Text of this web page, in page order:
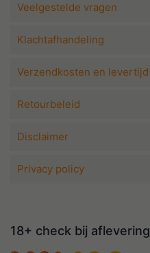
Veelgestelde vragen
Klachtafhandeling
Verzendkosten en levertijd
Retourbeleid
Disclaimer
Privacy policy
18+ check bij aflevering